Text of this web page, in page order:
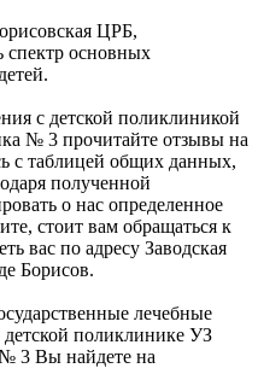
ЦРБ,
спектр основных
с детской поликлиникой
№ 3 прочитайте отзывы на
с таблицей общих данных,
полученной
о нас определенное
стоит вам обращаться к
вас по адресу Заводская
Борисов.
лечебные
поликлинике УЗ
3 Вы найдете на